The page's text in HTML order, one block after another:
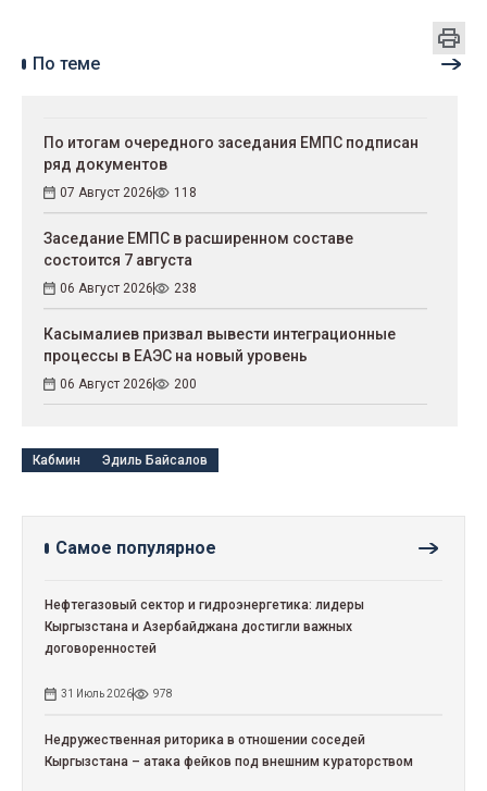
По теме
По итогам очередного заседания ЕМПС подписан
ряд документов
07 Август 2026 118
Заседание ЕМПС в расширенном составе
состоится 7 августа
06 Август 2026 238
Касымалиев призвал вывести интеграционные
процессы в ЕАЭС на новый уровень
06 Август 2026 200
Кабмин Эдиль Байсалов
Самое популярное
Нефтегазовый сектор и гидроэнергетика: лидеры
Кыргызстана и Азербайджана достигли важных
договоренностей
31 Июль 2026 978
Недружественная риторика в отношении соседей
Кыргызстана – атака фейков под внешним кураторством